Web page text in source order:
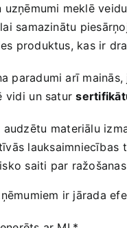
uzņēmumi meklē
samazinātu
produktus, kas ir
paradumi arī
vidi⁣ un satur
materiālu
lauksaimniecības
saiti par
ir jārada